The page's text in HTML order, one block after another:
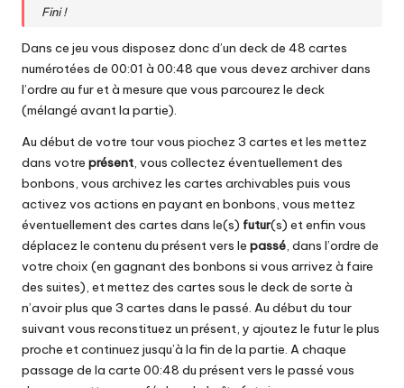
Fini !
Dans ce jeu vous disposez donc d’un deck de 48 cartes
numérotées de 00:01 à 00:48 que vous devez archiver dans
l’ordre au fur et à mesure que vous parcourez le deck
(mélangé avant la partie).
Au début de votre tour vous piochez 3 cartes et les mettez
dans votre présent, vous collectez éventuellement des
bonbons, vous archivez les cartes archivables puis vous
activez vos actions en payant en bonbons, vous mettez
éventuellement des cartes dans le(s) futur(s) et enfin vous
déplacez le contenu du présent vers le passé, dans l’ordre de
votre choix (en gagnant des bonbons si vous arrivez à faire
des suites), et mettez des cartes sous le deck de sorte à
n’avoir plus que 3 cartes dans le passé. Au début du tour
suivant vous reconstituez un présent, y ajoutez le futur le plus
proche et continuez jusqu’à la fin de la partie. A chaque
passage de la carte 00:48 du présent vers le passé vous